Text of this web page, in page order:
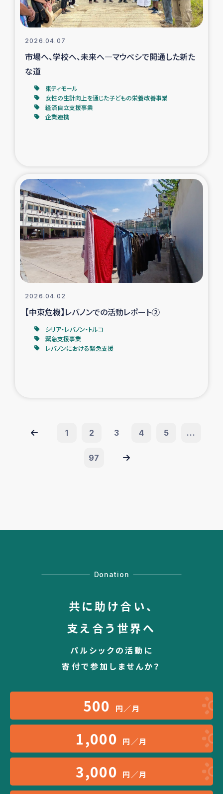
2026.04.07
市場へ、学校へ、未来へ―マウベシで開通した新た
な道
東ティモール
女性の生計向上を通じた子どもの栄養改善事業
経済自立支援事業
企業連携
2026.04.02
【中東危機】レバノンでの活動レポート②
シリア・レバノン・トルコ
緊急支援事業
レバノンにおける緊急支援
1 2 3 4 5 ...
97
Donation
共に助け合い、
支え合う世界へ
パルシックの活動に
寄付で参加しませんか？
500 円／月
1,000 円／月
3,000 円／月